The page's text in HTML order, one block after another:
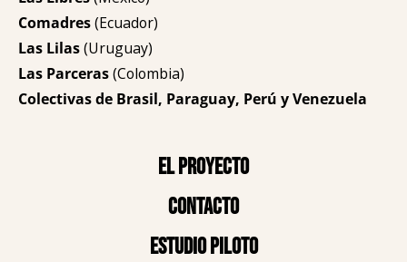
Comadres(Ecuador)
Las Lilas(Uruguay)
Las Parceras(Colombia)
Colectivas de Brasil, Paraguay, Perú y Venezuela
El proyecto
Contacto
Estudio piloto